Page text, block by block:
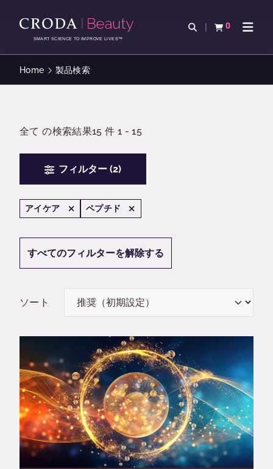
ン
を
ー
ス
SMART SCIENCE TO IMPROVE LIVES™
検索を開く
0
カートを確認す
ナビ
Home 製品検索
全て の検索結果15 件 1 - 15
フィルター (2)
アイケア ペプチド
すべてのフィルターを解除する
ソート